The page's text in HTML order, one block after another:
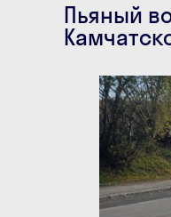
Пьяный